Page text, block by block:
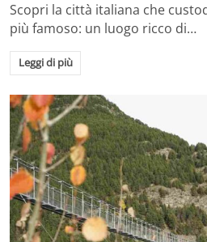
Scopri la città italiana che
più famoso: un luogo ricco di…
Leggi di più